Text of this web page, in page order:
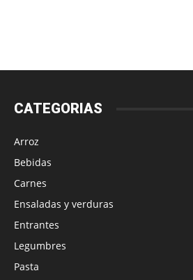
CATEGORIAS
Arroz
Bebidas
Carnes
Ensaladas y verduras
Entrantes
Legumbres
Pasta